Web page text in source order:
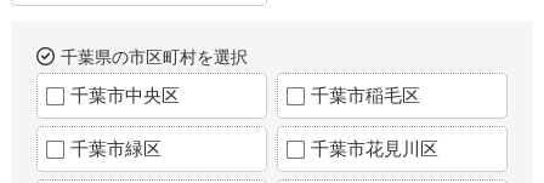
千葉県の市区町村を選択
千葉市中央区 千葉市稲毛区
千葉市緑区 千葉市花見川区